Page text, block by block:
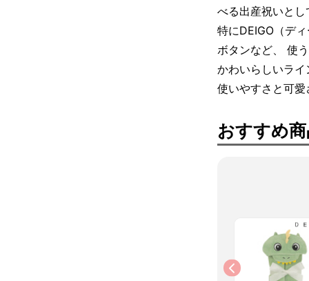
べる出産祝いと
特にDEIGO（デ
ボタンなど、 使
かわいらしいラ
使いやすさと可
おすすめ